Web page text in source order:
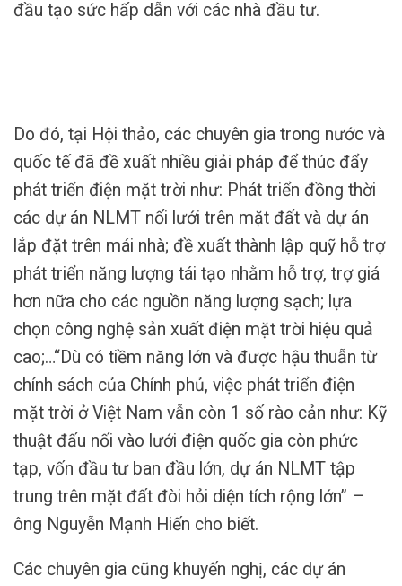
đầu tạo sức hấp dẫn với các nhà đầu tư.
Do đó, tại Hội thảo, các chuyên gia trong nước và
quốc tế đã đề xuất nhiều giải pháp để thúc đẩy
phát triển điện mặt trời như: Phát triển đồng thời
các dự án NLMT nối lưới trên mặt đất và dự án
lắp đặt trên mái nhà; đề xuất thành lập quỹ hỗ trợ
phát triển năng lượng tái tạo nhằm hỗ trợ, trợ giá
hơn nữa cho các nguồn năng lượng sạch; lựa
chọn công nghệ sản xuất điện mặt trời hiệu quả
cao;…“Dù có tiềm năng lớn và được hậu thuẫn từ
chính sách của Chính phủ, việc phát triển điện
mặt trời ở Việt Nam vẫn còn 1 số rào cản như: Kỹ
thuật đấu nối vào lưới điện quốc gia còn phức
tạp, vốn đầu tư ban đầu lớn, dự án NLMT tập
trung trên mặt đất đòi hỏi diện tích rộng lớn” –
ông Nguyễn Mạnh Hiến cho biết.
Các chuyên gia cũng khuyến nghị, các dự án